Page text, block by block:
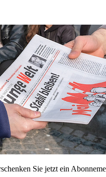
Sie jetzt ein